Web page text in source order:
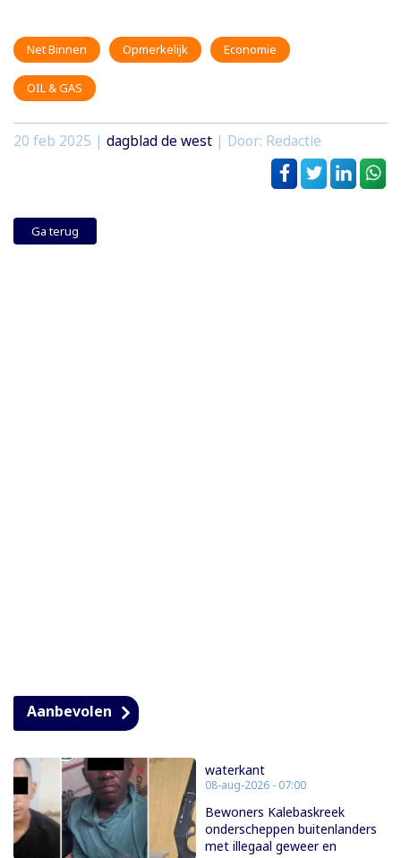
Net Binnen Opmerkelijk Economie
OIL & GAS
20 feb 2025 | dagblad de west | Door: Redactie
Ga terug
Aanbevolen
waterkant
08-aug-2026 - 07:00
Bewoners Kalebaskreek
onderscheppen buitenlanders
met illegaal geweer en